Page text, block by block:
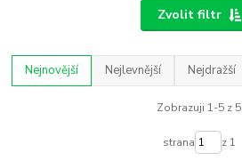
Zvolit filtr
Nejnovější Nejlevnější Nejdražší
Zobrazuji 1-5 z 5
strana z 1